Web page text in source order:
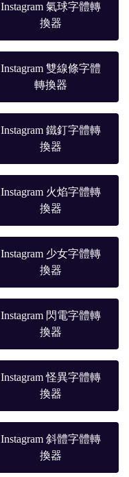
Instagram 氣球字體轉
換器
Instagram 雙線條字體
轉換器
Instagram 鐵釘字體轉
換器
Instagram 火焰字體轉
換器
Instagram 少女字體轉
換器
Instagram 閃電字體轉
換器
Instagram 怪異字體轉
換器
Instagram 斜體字體轉
換器